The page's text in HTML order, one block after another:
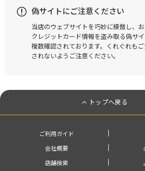
偽サイトにご注意ください
当店のウェブサイトを巧妙に模倣し、
クレジットカード情報を盗み取る偽サ
複数確認されております。くれぐれも
されないようご注意ください。
トップへ戻る
ご利用ガイド
会社概要
店舗検索